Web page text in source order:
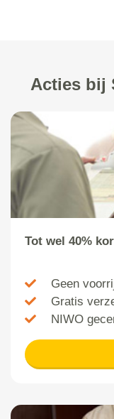
Acties bij
Tot wel 40%
Geen
Gratis
NIWO